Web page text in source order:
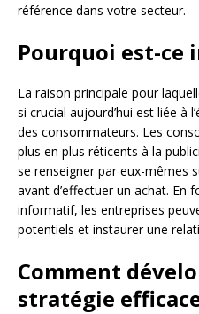
référence dans votre secteur.
Pourquoi est-ce
La raison principale pour
si crucial aujourd’hui est liée à
des consommateurs. Les
plus en plus réticents à la
se renseigner par eux-mêmes
avant d’effectuer un achat. En
informatif, les entreprises
potentiels et instaurer une
Comment
stratégie